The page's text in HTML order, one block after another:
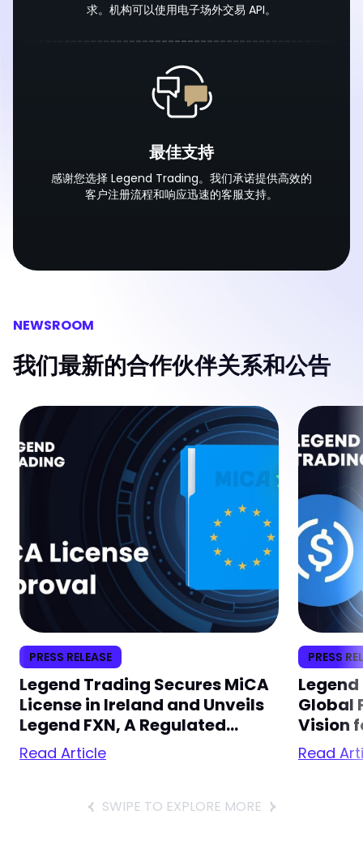
求。机构可以使用电子场外交易 API。
最佳支持
感谢您选择 Legend Trading。我们承诺提供高效的
客户注册流程和响应迅速的客服支持。
NEWSROOM
我们最新的合作伙伴关系和公告
PRESS RELEASE
Legend Trading Secures MiCA
License in Ireland and Unveils
Legend FXN, A Regulated
Stablecoin-To-Fiat
Settlement Hub
Read Article
PRESS
Global
Vision
Read
SWIPE TO EXPLORE MORE